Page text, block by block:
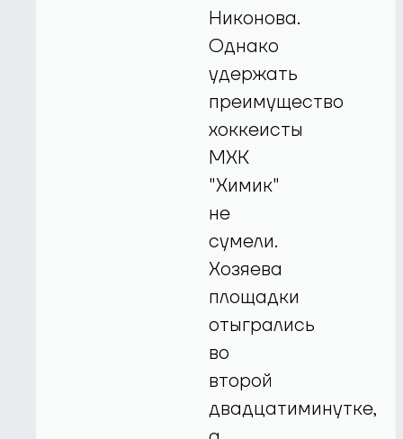
Никонова.
Однако
удержать
преимущество
хоккеисты
МХК
"Химик"
не
сумели.
Хозяева
площадки
отыгрались
во
второй
двадцатиминутке,